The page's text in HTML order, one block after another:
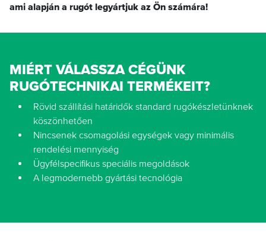
ami alapján a rugót legyártjuk az Ön számára!
MIÉRT VÁLASSZA CÉGÜNK
RUGÓTECHNIKAI TERMÉKEIT?
Rövid szállítási határidők standard rugókészletünknek
köszönhetően
Nincsenek csomagolási egységek vagy minimális
rendelési mennyiség
Ügyfélspecifikus speciális megoldások
A legmodernebb gyártási tecnológia